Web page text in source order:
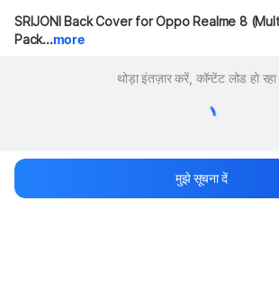
SRIJONI Back Cover for Oppo Realme 8
Pack...more
थोड़ा इंतज़ार करें, कॉन्टेंट लोड हो
मुझे सूचना दें